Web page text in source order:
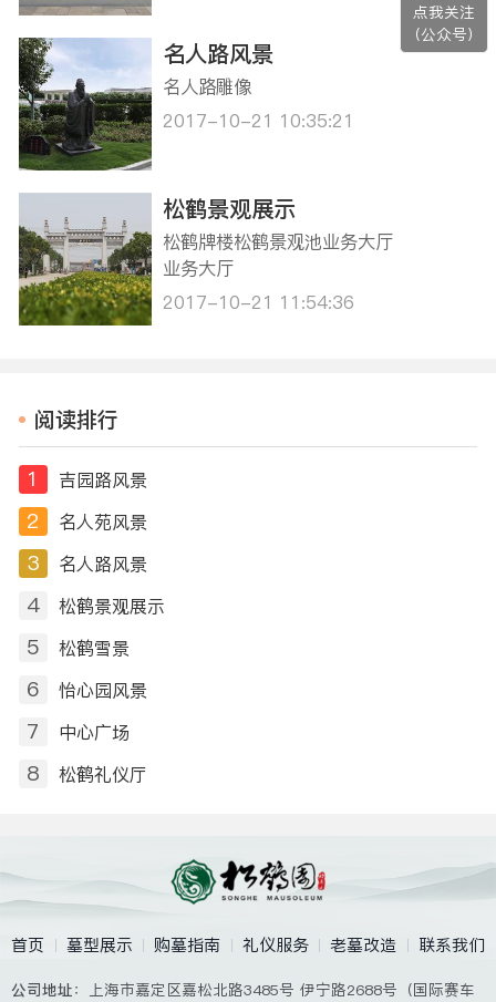
名人路风景
名人路雕像
2017-10-21 10:35:21
松鹤景观展示
松鹤牌楼松鹤景观池业务大厅
业务大厅
2017-10-21 11:54:36
阅读排行
1 吉园路风景
2 名人苑风景
3 名人路风景
4 松鹤景观展示
5 松鹤雪景
6 怡心园风景
7 中心广场
8 松鹤礼仪厅
首页 墓型展示 购墓指南 礼仪服务 老墓改造 联系我们
公司地址：上海市嘉定区嘉松北路3485号 伊宁路2688号（国际赛车
点我关注
（公众号）